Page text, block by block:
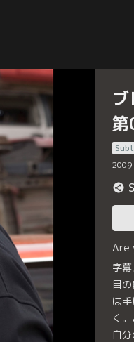
2009
Are
字
目
は
く
自